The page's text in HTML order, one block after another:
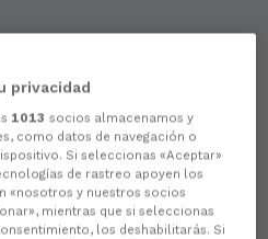
privacidad
1013 socios almacenamos y
como datos de navegación o
Si seleccionas «Aceptar»
de rastreo apoyen los
«nosotros y nuestros socios
mientras que si seleccionas
los deshabilitarás. Si